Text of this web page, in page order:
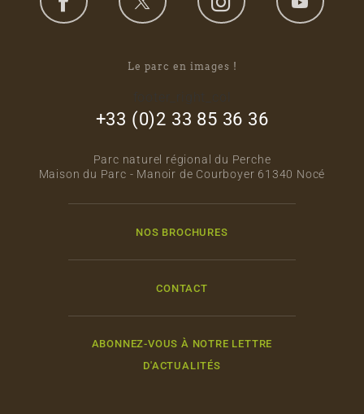
Le parc en images !
+33 (0)2 33 85 36 36
Parc naturel régional du Perche
Maison du Parc - Manoir de Courboyer 61340 Nocé
NOS BROCHURES
CONTACT
ABONNEZ-VOUS À NOTRE LETTRE
D'ACTUALITÉS